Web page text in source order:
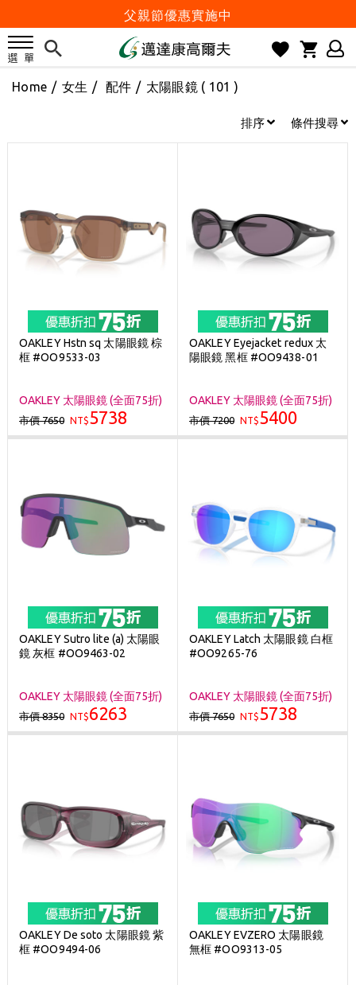
父親節優惠實施中
2026邁達康盃 開始受理報名
防詐騙! 勿信來路不明連結及優惠
歡迎體驗公益店Friends Screen模擬器
刷台新卡滿 $6000 分 3 期 0 利率
Happy Father's Day
父親節優惠實施中
2026邁達康盃 開始受理報名
防詐騙! 勿信來路不明連結及優惠
歡迎體驗公益店Friends Screen模擬器
Golf Point 會員回饋積點
消費滿 $2000 享免運
Home / 女生 / 配件 / 太陽眼鏡( 101 )
排序 條件搜尋
OAKLEY Hstn sq 太陽眼鏡 棕
框 #OO9533-03
OAKLEY 太陽眼鏡 (全面75折)
市價 7650 NT$5738
OAKLEY Eyejacket redux 太
陽眼鏡 黑框 #OO9438-01
OAKLEY 太陽眼鏡 (全面75折)
市價 7200 NT$5400
OAKLEY Sutro lite (a) 太陽眼
鏡 灰框 #OO9463-02
OAKLEY 太陽眼鏡 (全面75折)
市價 8350 NT$6263
OAKLEY Latch 太陽眼鏡 白框
#OO9265-76
OAKLEY 太陽眼鏡 (全面75折)
市價 7650 NT$5738
OAKLEY De soto 太陽眼鏡 紫
框 #OO9494-06
OAKLEY EVZERO 太陽眼鏡
無框 #OO9313-05